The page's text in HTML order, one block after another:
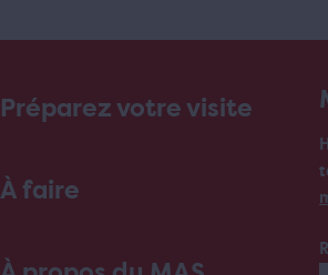
Préparez votre visite
À faire